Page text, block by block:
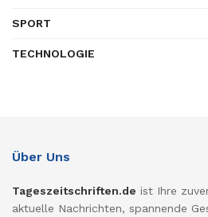
SPORT
TECHNOLOGIE
Über Uns
Tageszeitschriften.de ist Ihre
aktuelle Nachrichten, spannende